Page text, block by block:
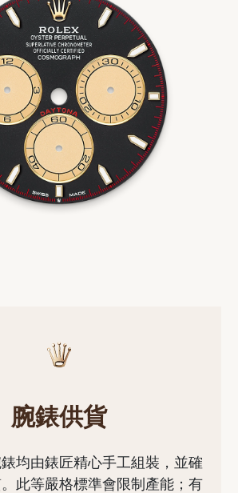
腕錶供貨
均由錶匠精心手工組裝，並確
此等嚴格標準會限制產能；有